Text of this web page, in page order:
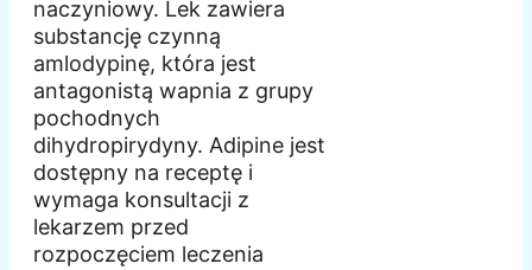
naczyniowy. Lek zawiera
substancję czynną
amlodypinę, która jest
antagonistą wapnia z grupy
pochodnych
dihydropirydyny. Adipine jest
dostępny na receptę i
wymaga konsultacji z
lekarzem przed
rozpoczęciem leczenia